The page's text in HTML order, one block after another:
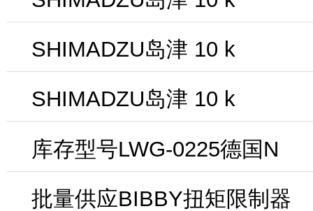
SHIMADZU岛津 10 k
SHIMADZU岛津 10 k
库存型号LWG-0225德国N
批量供应BIBBY扭矩限制器